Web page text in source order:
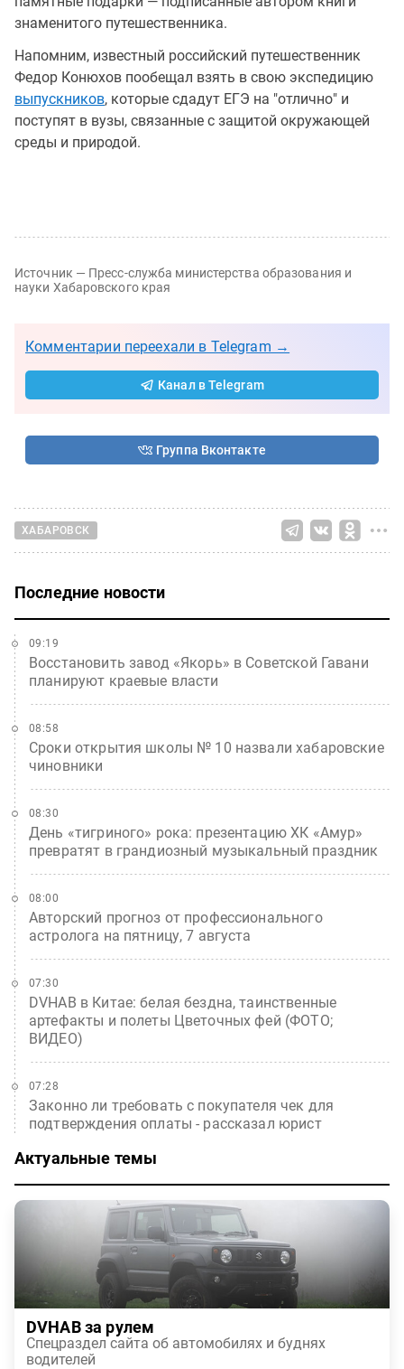
знаменитого путешественника.
Напомним, известный российский путешественник
Федор Конюхов пообещал взять в свою экспедицию
выпускников, которые сдадут ЕГЭ на "отлично" и
поступят в вузы, связанные с защитой окружающей
среды и природой.
Источник — Пресс-служба министерства образования и
науки Хабаровского края
Комментарии переехали в Telegram →
Канал в Telegram
Группа Вконтакте
ХАБАРОВСК
Последние новости
Восстановить завод «Якорь» в Советской Гавани
планируют краевые власти
09:19
Сроки открытия школы № 10 назвали хабаровские
чиновники
08:58
День «тигриного» рока: презентацию ХК «Амур»
превратят в грандиозный музыкальный праздник
08:30
Авторский прогноз от профессионального
астролога на пятницу, 7 августа
08:00
DVHAB в Китае: белая бездна, таинственные
артефакты и полеты Цветочных фей (ФОТО;
ВИДЕО)
07:30
Законно ли требовать с покупателя чек для
подтверждения оплаты - рассказал юрист
07:28
Актуальные темы
DVHAB за рулем
Спецраздел сайта об автомобилях и буднях
водителей